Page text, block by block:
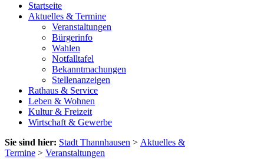
Startseite
Aktuelles & Termine
Veranstaltungen
Bürgerinfo
Wahlen
Notfalltafel
Bekanntmachungen
Stellenanzeigen
Rathaus & Service
Leben & Wohnen
Kultur & Freizeit
Wirtschaft & Gewerbe
Sie sind hier: Stadt Thannhausen > Aktuelles &
Termine > Veranstaltungen